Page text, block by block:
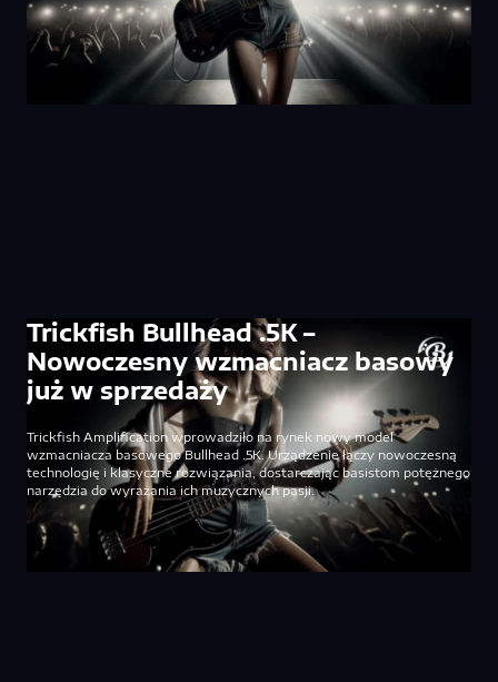
Trickfish Bullhead .5K –
Nowoczesny wzmacniacz basowy
już w sprzedaży
Trickfish Amplification wprowadziło na rynek nowy model
wzmacniacza basowego Bullhead .5K. Urządzenie łączy nowoczesną
technologię i klasyczne rozwiązania, dostarczając basistom potężnego
narzędzia do wyrażania ich muzycznych pasji.